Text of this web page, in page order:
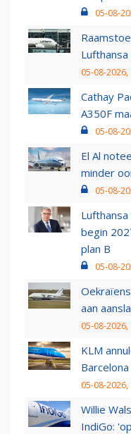
05-08-
05-08-2026,
Cathay
A350F
05-08-
El Al
minder
05-08-
begin
plan B
05-08-
aan
05-08-2026,
KLM
05-08-2026,
Willie
IndiGo: